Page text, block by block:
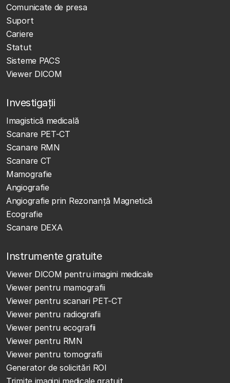
Comunicate de presa
Suport
Cariere
Statut
Sisteme PACS
Viewer DICOM
Investigații
Imagistică medicală
Scanare PET-CT
Scanare RMN
Scanare CT
Mamografie
Angiografie
Angiografie prin Rezonanță Magnetică
Ecografie
Scanare DEXA
Instrumente gratuite
Viewer DICOM pentru imagini medicale
Viewer pentru mamografii
Viewer pentru scanari PET-CT
Viewer pentru radiografii
Viewer pentru ecografii
Viewer pentru RMN
Viewer pentru tomografii
Generator de solicitări ROI